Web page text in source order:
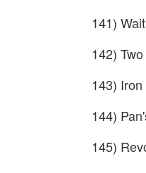
141)
142)
143)
144)
145)